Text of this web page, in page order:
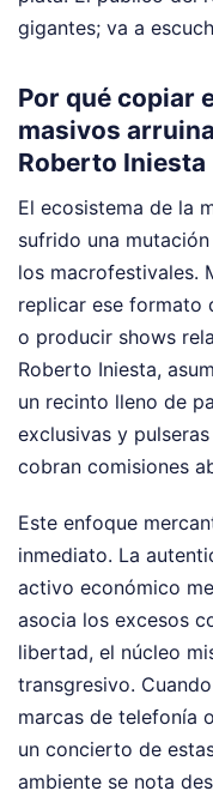
gigantes; va a
Por qué copiar
masivos
Roberto Iniesta
El ecosistema de la
sufrido una
los macrofestivales.
replicar ese formato
o producir shows
Roberto Iniesta,
un recinto lleno de
exclusivas y
cobran comisiones
Este enfoque
inmediato. La
activo económico
asocia los excesos
libertad, el núcleo
transgresivo.
marcas de telefonía
un concierto de
ambiente se nota